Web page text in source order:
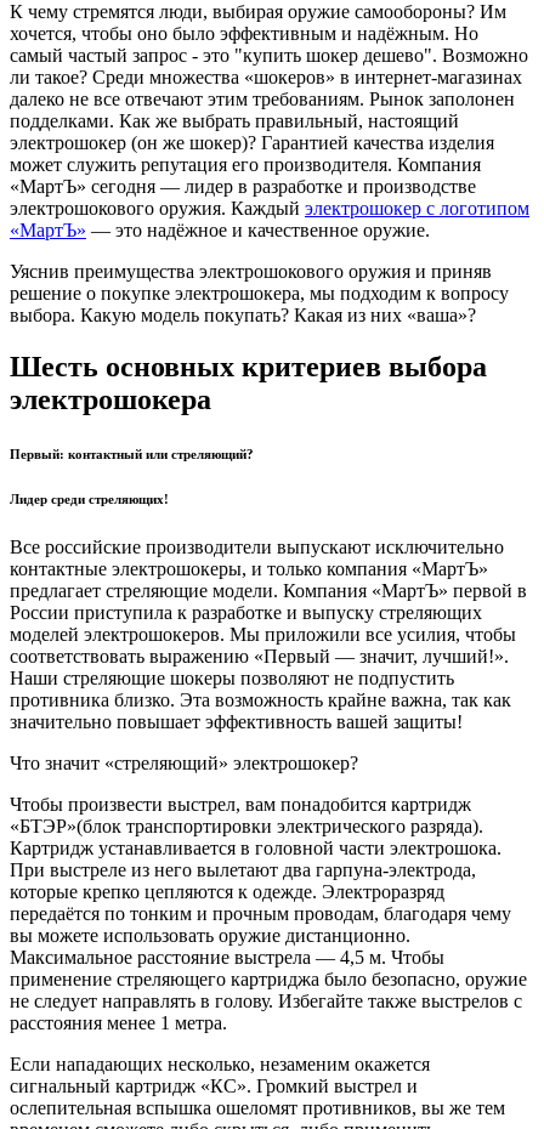
К чему стремятся люди, выбирая оружие самообороны? Им
хочется, чтобы оно было эффективным и надёжным. Но
самый частый запрос - это "купить шокер дешево". Возможно
ли такое? Среди множества «шокеров» в интернет-магазинах
далеко не все отвечают этим требованиям. Рынок заполонен
подделками. Как же выбрать правильный, настоящий
электрошокер (он же шокер)? Гарантией качества изделия
может служить репутация его производителя. Компания
«МартЪ» сегодня — лидер в разработке и производстве
электрошокового оружия. Каждый электрошокер с логотипом
«МартЪ» — это надёжное и качественное оружие.
Уяснив преимущества электрошокового оружия и приняв
решение о покупке электрошокера, мы подходим к вопросу
выбора. Какую модель покупать? Какая из них «ваша»?
Шесть основных критериев выбора
электрошокера
Первый: контактный или стреляющий?
Лидер среди стреляющих!
Все российские производители выпускают исключительно
контактные электрошокеры, и только компания «МартЪ»
предлагает стреляющие модели. Компания «МартЪ» первой в
России приступила к разработке и выпуску стреляющих
моделей электрошокеров. Мы приложили все усилия, чтобы
соответствовать выражению «Первый — значит, лучший!».
Наши стреляющие шокеры позволяют не подпустить
противника близко. Эта возможность крайне важна, так как
значительно повышает эффективность вашей защиты!
Что значит «стреляющий» электрошокер?
Чтобы произвести выстрел, вам понадобится картридж
«БТЭР»(блок транспортировки электрического разряда).
Картридж устанавливается в головной части электрошока.
При выстреле из него вылетают два гарпуна-электрода,
которые крепко цепляются к одежде. Электроразряд
передаётся по тонким и прочным проводам, благодаря чему
вы можете использовать оружие дистанционно.
Максимальное расстояние выстрела — 4,5 м. Чтобы
применение стреляющего картриджа было безопасно, оружие
не следует направлять в голову. Избегайте также выстрелов с
расстояния менее 1 метра.
Если нападающих несколько, незаменим окажется
сигнальный картридж «КС». Громкий выстрел и
ослепительная вспышка ошеломят противников, вы же тем